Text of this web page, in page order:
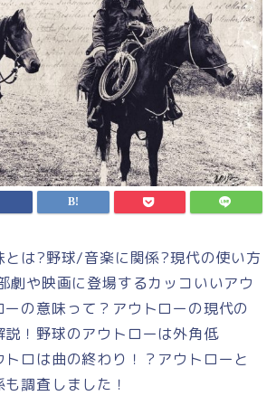
とは?野球/音楽に関係?現代の使い方
劇や映画に登場するカッコいいアウ
ーの意味って？アウトローの現代の
説！野球のアウトローは外角低
ロは曲の終わり！？アウトローと
調査しました！